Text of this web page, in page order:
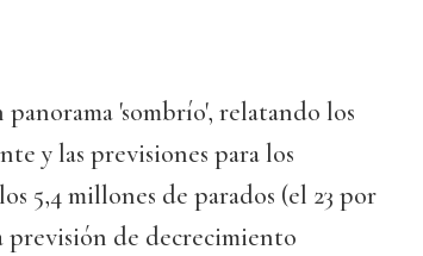
'sombrío', relatando los
y las previsiones para los
5,4 millones de parados (el 23 por
previsión de decrecimiento